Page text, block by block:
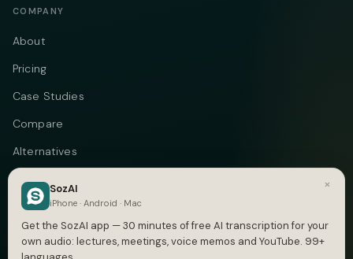
COMPANY
About
Pricing
Case Studies
Compare
Alternatives
Contact
Blog
Privacy
×
SozAI
iPhone · Android · Mac
Get the SozAI app — 30 minutes of free AI transcription for your
own audio: lectures, meetings, voice memos and YouTube. 99+